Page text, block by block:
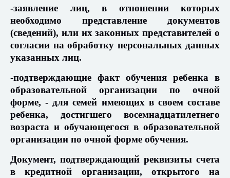
-заявление лиц, в отношении которых
необходимо представление документов
(сведений), или их законных представителей о
согласии на обработку персональных данных
указанных лиц.
-подтверждающие факт обучения ребенка в
образовательной организации по очной
форме, - для семей имеющих в своем составе
ребенка, достигшего восемнадцатилетнего
возраста и обучающегося в образовательной
организации по очной форме обучения.
Документ, подтверждающий реквизиты счета
в кредитной организации, открытого на